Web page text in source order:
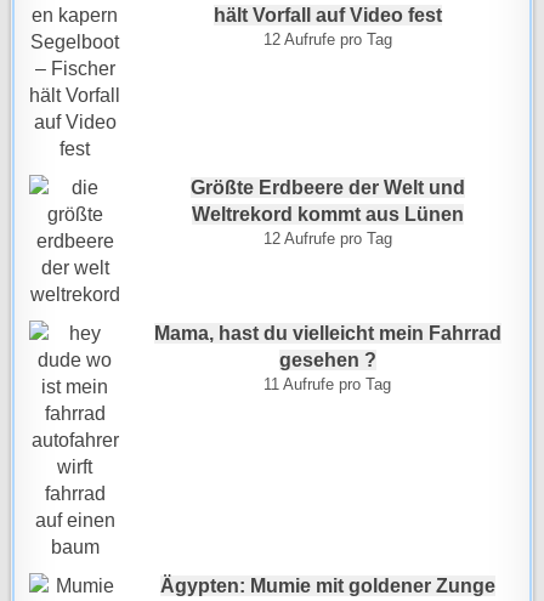
hält Vorfall auf Video fest
12 Aufrufe pro Tag
Größte Erdbeere der Welt und
Weltrekord kommt aus Lünen
12 Aufrufe pro Tag
Mama, hast du vielleicht mein Fahrrad
gesehen ?
11 Aufrufe pro Tag
Ägypten: Mumie mit goldener Zunge